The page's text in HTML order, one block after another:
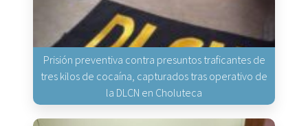
Prisión preventiva contra presuntos traficantes de
tres kilos de cocaína, capturados tras operativo de
la DLCN en Choluteca